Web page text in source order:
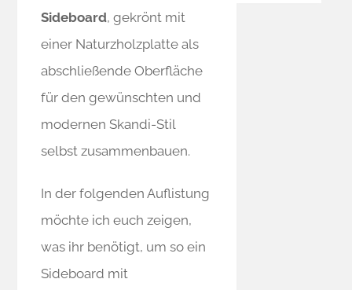
Sideboard, gekrönt mit
einer Naturzholzplatte als
abschließende Oberfläche
für den gewünschten und
modernen Skandi-Stil
selbst zusammenbauen.
In der folgenden Auflistung
möchte ich euch zeigen,
was ihr benötigt, um so ein
Sideboard mit